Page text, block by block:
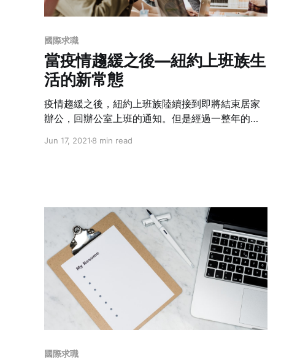
國際求職
當疫情趨緩之後—紐約上班族生
活的新常態
疫情趨緩之後，紐約上班族陸續接到即將結束居家
辦公，回辦公室上班的通知。但是經過一整年的居
變，不論公司方或者勞工方似乎都沒辦法再確確實
Jun 17, 2021 8 min read
國際求職